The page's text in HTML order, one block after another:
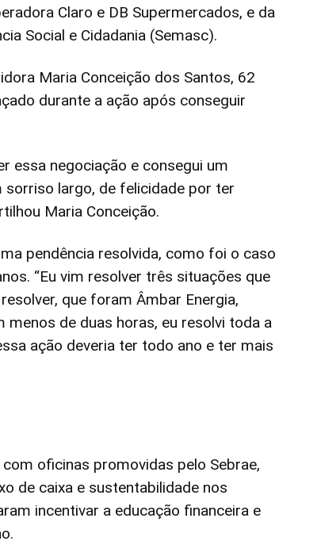
Claro e DB Supermercados, e da
Social e Cidadania (Semasc).
Maria Conceição dos Santos, 62
durante a ação após conseguir
essa negociação e consegui um
sorriso largo, de felicidade por ter
Maria Conceição.
pendência resolvida, como foi o caso
“Eu vim resolver três situações que
que foram Âmbar Energia,
menos de duas horas, eu resolvi toda a
ação deveria ter todo ano e ter mais
oficinas promovidas pelo Sebrae,
de caixa e sustentabilidade nos
incentivar a educação financeira e